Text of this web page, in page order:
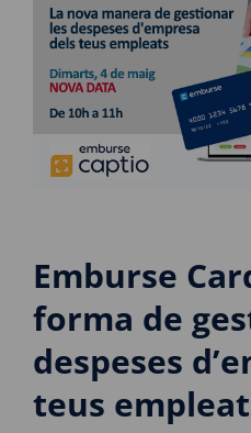
Emburse
forma de
despeses
teus